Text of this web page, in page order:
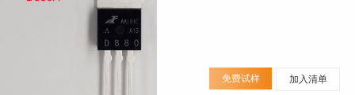
免费试样 加入清单